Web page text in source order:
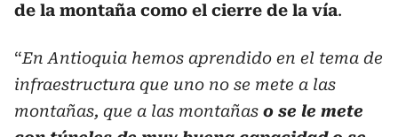
de la montaña como el cierre de la vía.
“En Antioquia hemos aprendido en el tema de
infraestructura que uno no se mete a las
montañas, que a las montañas o se le mete